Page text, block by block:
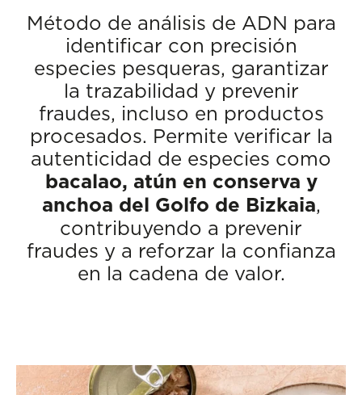
Método de análisis de ADN para
identificar con precisión
especies pesqueras, garantizar
la trazabilidad y prevenir
fraudes, incluso en productos
procesados. Permite verificar la
autenticidad de especies como
bacalao, atún en conserva y
anchoa del Golfo de Bizkaia,
contribuyendo a prevenir
fraudes y a reforzar la confianza
en la cadena de valor.